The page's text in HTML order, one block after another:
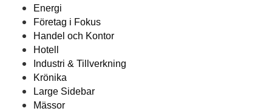
Energi
Företag i Fokus
Handel och Kontor
Hotell
Industri & Tillverkning
Krönika
Large Sidebar
Mässor